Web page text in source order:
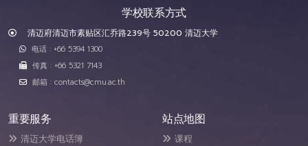
学校联系方式
清迈府清迈市素贴区汇乔路239号 50200 清迈大学
电话 : +66 5394 1300
传真 : +66 5321 7143
邮箱 : contacts@cmu.ac.th
重要服务
清迈大学电话簿
站点地图
课程